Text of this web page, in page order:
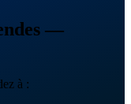
—
à :